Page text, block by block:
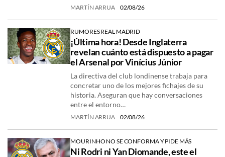
MARTÍN ARRUA 02/08/26
RUMORES REAL MADRID
¡Última hora! Desde Inglaterra
revelan cuánto está dispuesto a pagar
el Arsenal por Vinícius Júnior
La directiva del club londinense trabaja para
concretar uno de los mejores fichajes de su
historia. Aseguran que hay conversaciones
entre el entorno…
MARTÍN ARRUA 02/08/26
MOURINHO NO SE CONFORMA Y PIDE MÁS
Ni Rodri ni Yan Diomande, este el